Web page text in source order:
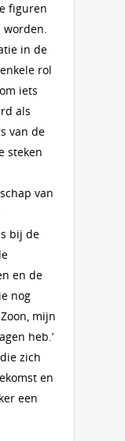
figuren
worden.
in de
rol
iets
als
van de
steken
van
bij de
en de
nog
mijn
heb.’
zich
en
een